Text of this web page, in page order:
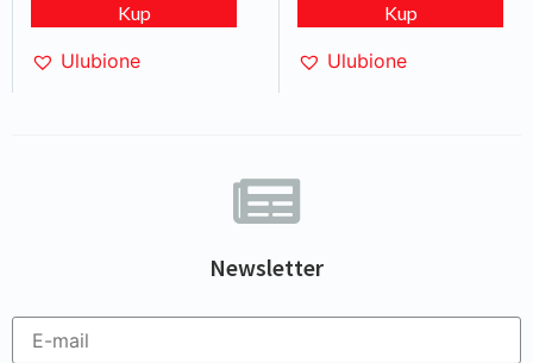
Newsletter
Kup
Ulubione
Kup
Ulubione